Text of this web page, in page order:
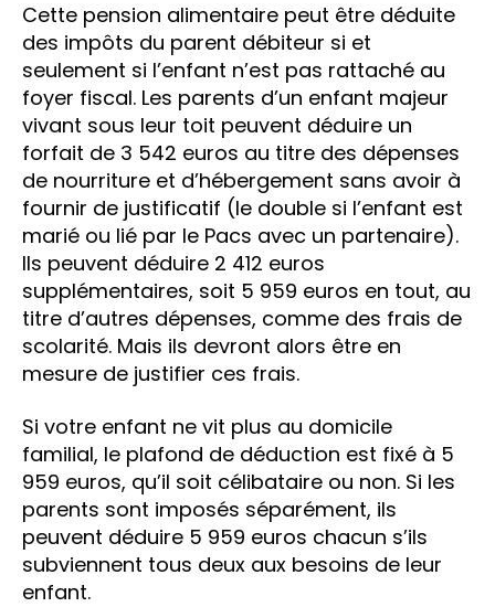
Cette pension alimentaire peut être déduite
des impôts du parent débiteur si et
seulement si l’enfant n’est pas rattaché au
foyer fiscal. Les parents d’un enfant majeur
vivant sous leur toit peuvent déduire un
forfait de 3 542 euros au titre des dépenses
de nourriture et d’hébergement sans avoir à
fournir de justificatif (le double si l’enfant est
marié ou lié par le Pacs avec un partenaire).
Ils peuvent déduire 2 412‬ euros
supplémentaires, soit 5 959 euros en tout, au
titre d’autres dépenses, comme des frais de
scolarité. Mais ils devront alors être en
mesure de justifier ces frais.
Si votre enfant ne vit plus au domicile
familial, le plafond de déduction est fixé à 5
959 euros, qu’il soit célibataire ou non. Si les
parents sont imposés séparément, ils
peuvent déduire 5 959 euros chacun s’ils
subviennent tous deux aux besoins de leur
enfant.